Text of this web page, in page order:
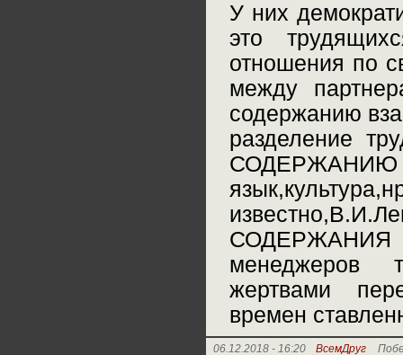
У них
это
отношения по
между
содержанию
разделение
СОДЕРЖАНИЯ
менеджеров
жертвами
времен
06.12.2018 - 16:20 ВсемДруг